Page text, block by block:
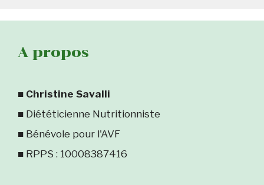
A propos
■ Christine Savalli
■ Diététicienne Nutritionniste
■ Bénévole pour l'AVF
■ RPPS : 10008387416